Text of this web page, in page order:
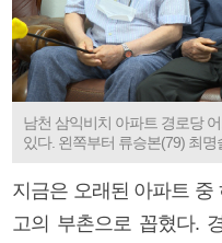
남천 삼익비치 아파트 경로당
있다. 왼쪽부터 류승본(79) 최
지금은 오래된 아파트 중
고의 부촌으로 꼽혔다.